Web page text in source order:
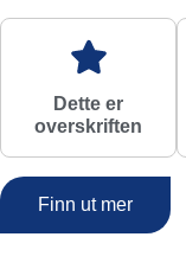
Dette er
overskriften
Finn ut mer